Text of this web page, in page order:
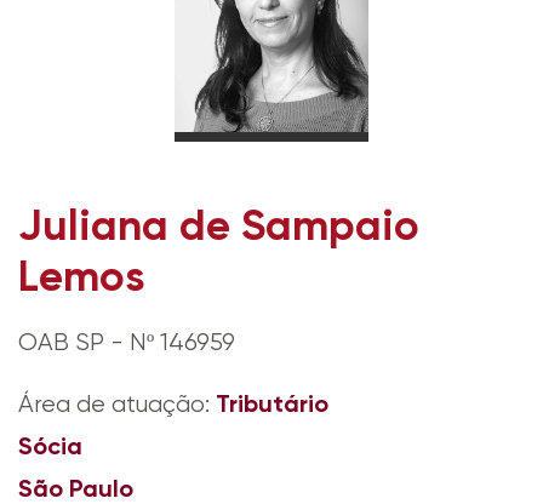
Juliana de Sampaio
Lemos
OAB SP - Nº 146959
Área de atuação: Tributário
Sócia
São Paulo